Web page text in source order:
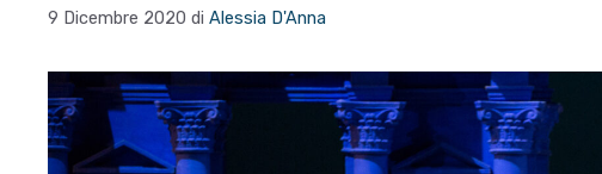
9 Dicembre 2020 di Alessia D'Anna